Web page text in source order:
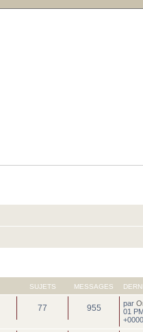
SUJETS MESSAGES
77 955 par
01